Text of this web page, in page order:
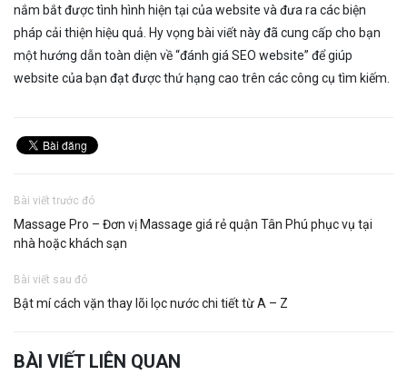
nắm bắt được tình hình hiện tại của website và đưa ra các biện
pháp cải thiện hiệu quả. Hy vọng bài viết này đã cung cấp cho bạn
một hướng dẫn toàn diện về “đánh giá SEO website” để giúp
website của bạn đạt được thứ hạng cao trên các công cụ tìm kiếm.
Bài viết trước đó
Massage Pro – Đơn vị Massage giá rẻ quận Tân Phú phục vụ tại
nhà hoặc khách sạn
Bài viết sau đó
Bật mí cách vặn thay lõi lọc nước chi tiết từ A – Z
BÀI VIẾT LIÊN QUAN